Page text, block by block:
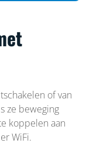
of van
ze beweging
koppelen aan
WiFi.